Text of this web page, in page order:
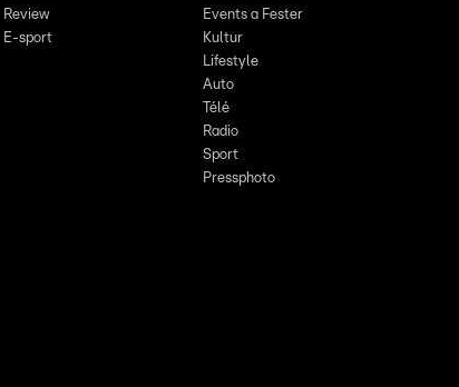
Review
E-sport
Events a Fester
Kultur
Lifestyle
Auto
Télé
Radio
Sport
Pressphoto